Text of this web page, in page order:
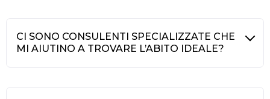
CI SONO CONSULENTI SPECIALIZZATE CHE
MI AIUTINO A TROVARE L’ABITO IDEALE?